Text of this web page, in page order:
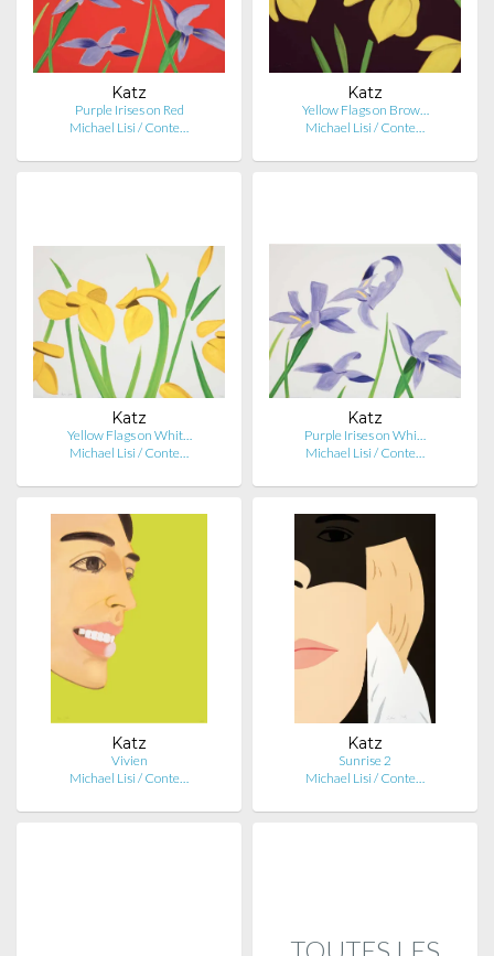
Katz
Purple Irises on Red
Michael Lisi / Conte…
Katz
Yellow Flags on Brow…
Michael Lisi / Conte…
Katz
Yellow Flags on Whit…
Michael Lisi / Conte…
Katz
Purple Irises on Whi…
Michael Lisi / Conte…
Katz
Vivien
Michael Lisi / Conte…
Katz
Sunrise 2
Michael Lisi / Conte…
TOUTES LES